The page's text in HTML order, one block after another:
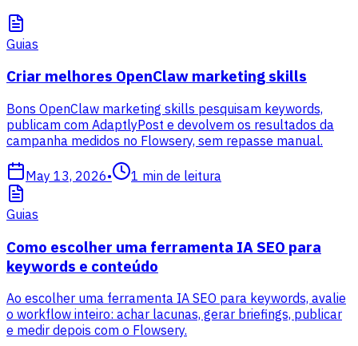
Guias
Criar melhores OpenClaw marketing skills
Bons OpenClaw marketing skills pesquisam keywords,
publicam com AdaptlyPost e devolvem os resultados da
campanha medidos no Flowsery, sem repasse manual.
May 13, 2026• 1 min de leitura
Guias
Como escolher uma ferramenta IA SEO para
keywords e conteúdo
Ao escolher uma ferramenta IA SEO para keywords, avalie
o workflow inteiro: achar lacunas, gerar briefings, publicar
e medir depois com o Flowsery.